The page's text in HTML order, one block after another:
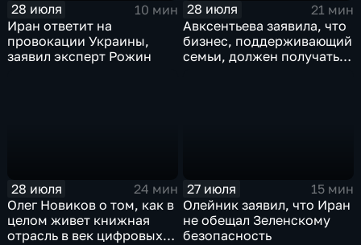
28 июля
10 мин
Иран ответит на
провокации Украины,
заявил эксперт Рожин
28 июля
21 мин
Авксентьева заявила, что
бизнес, поддерживающий
семьи, должен получать
28 июля
24 мин
Олег Новиков о том, как в
целом живет книжная
отрасль в век цифровых
27 июля
15 мин
Олейник заявил, что Иран
не обещал Зеленскому
безопасность